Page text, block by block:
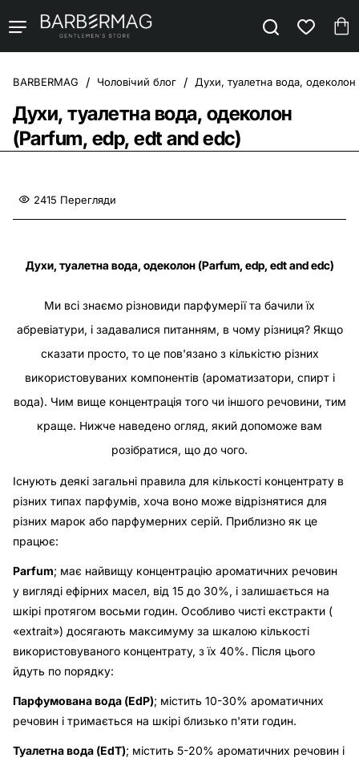
Духи, туалетна вода, одеколон
(Parfum, edp, edt and edc)
Чоловічий блог Духи, туалетна вода,
2415 Перегляди
Духи, туалетна вода, одеколон (Parfum, edp, edt and edc)
Ми всі знаємо різновиди парфумерії та бачили їх
абревіатури, і задавалися питанням, в чому різниця? Якщо
сказати просто, то це пов'язано з кількістю різних
використовуваних компонентів (ароматизатори, спирт і
вода). Чим вище концентрація того чи іншого речовини, тим
краще. Нижче наведено огляд, який допоможе вам
розібратися, що до чого.
Існують деякі загальні правила для кількості концентрату в
різних типах парфумів, хоча воно може відрізнятися для
різних марок або парфумерних серій. Приблизно як це
працює:
Parfum; має найвищу концентрацію ароматичних речовин
у вигляді ефірних масел, від 15 до 30%, і залишається на
шкірі протягом восьми годин. Особливо чисті екстракти (
«extrait») досягають максимуму за шкалою кількості
використовуваного концентрату, з їх 40%. Після цього
йдуть по порядку:
Парфумована вода (EdP); містить 10-30% ароматичних
речовин і тримається на шкірі близько п'яти годин.
Туалетна вода (EdT); містить 5-20% ароматичних речовин і